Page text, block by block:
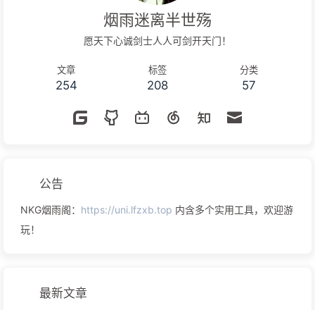
烟雨迷离半世殇
愿天下心诚剑士人人可剑开天门！
文章
254
标签
208
分类
57
公告
NKG烟雨阁： https://uni.lfzxb.top 内含多个实用工具，欢迎游
玩！
最新文章